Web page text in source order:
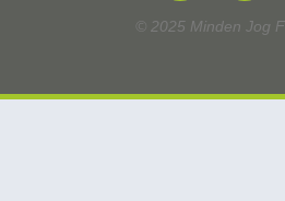
© 2025 Minden Jog